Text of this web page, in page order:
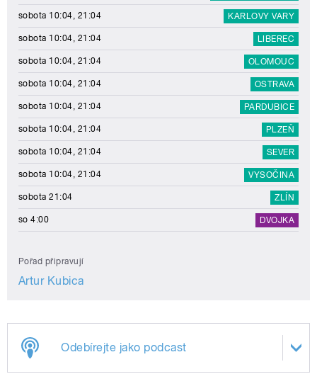
sobota 10:04, 21:04 KARLOVY VARY
sobota 10:04, 21:04 LIBEREC
sobota 10:04, 21:04 OLOMOUC
sobota 10:04, 21:04 OSTRAVA
sobota 10:04, 21:04 PARDUBICE
sobota 10:04, 21:04 PLZEŇ
sobota 10:04, 21:04 SEVER
sobota 10:04, 21:04 VYSOČINA
sobota 21:04 ZLÍN
so 4:00 DVOJKA
Pořad připravují
Artur Kubica
Odebírejte jako podcast